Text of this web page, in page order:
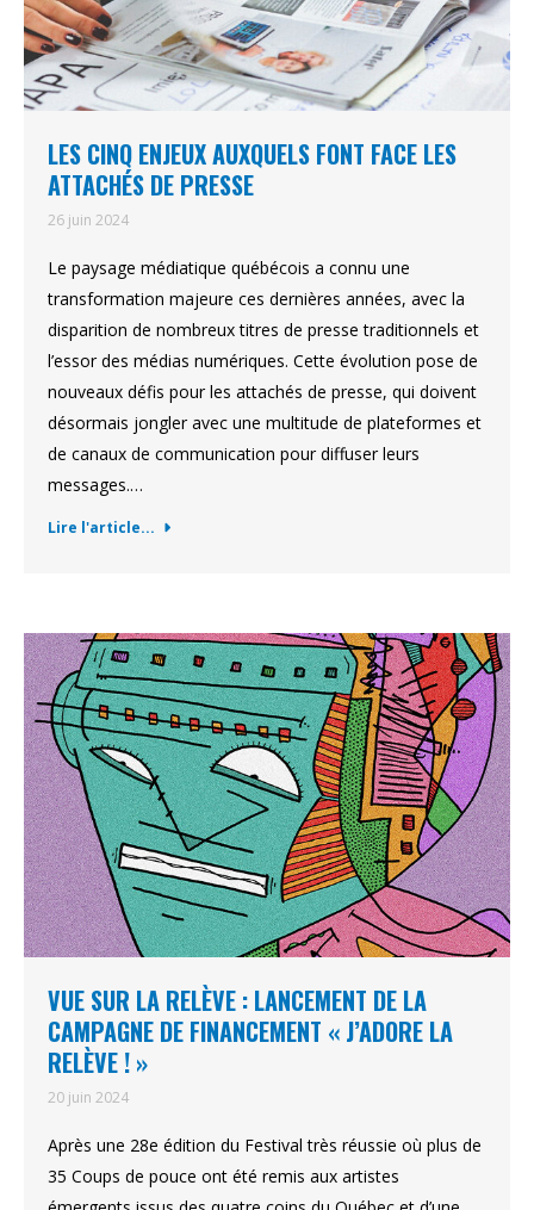
LES CINQ ENJEUX AUXQUELS FONT FACE LES
ATTACHÉS DE PRESSE
26 juin 2024
Le paysage médiatique québécois a connu une
transformation majeure ces dernières années, avec la
disparition de nombreux titres de presse traditionnels et
l’essor des médias numériques. Cette évolution pose de
nouveaux défis pour les attachés de presse, qui doivent
désormais jongler avec une multitude de plateformes et
de canaux de communication pour diffuser leurs
messages.…
Lire l'article...
VUE SUR LA RELÈVE : LANCEMENT DE LA
CAMPAGNE DE FINANCEMENT « J’ADORE LA
RELÈVE ! »
20 juin 2024
Après une 28e édition du Festival très réussie où plus de
35 Coups de pouce ont été remis aux artistes